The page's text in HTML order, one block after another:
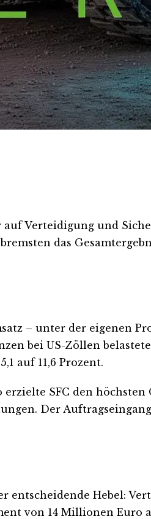
Verteidigung und
das
– unter der eigenen
bei US-Zöllen
auf 11,6 Prozent.
SFC den höchsten
Der
entscheidende Hebel:
von 14 Millionen